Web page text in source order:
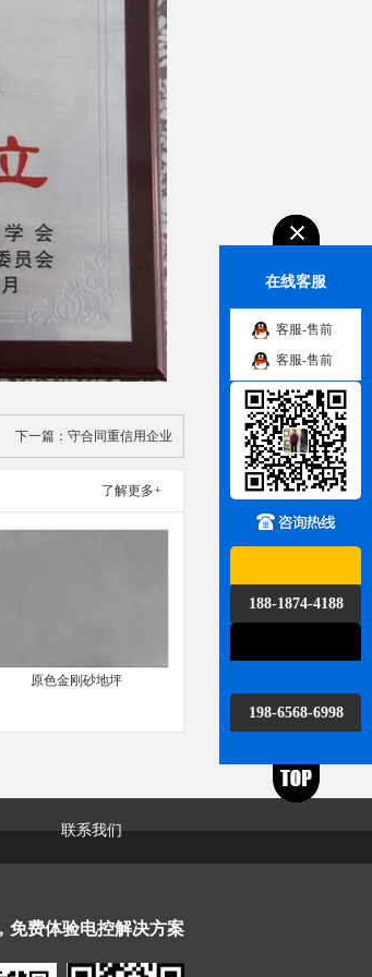
下一篇： 守合同重信用企业
了解更多+
原色金刚砂地坪
联系我们
免费体验电控解决方案
在线客服
客服-售前
客服-售前
188-1874-4188
198-6568-6998